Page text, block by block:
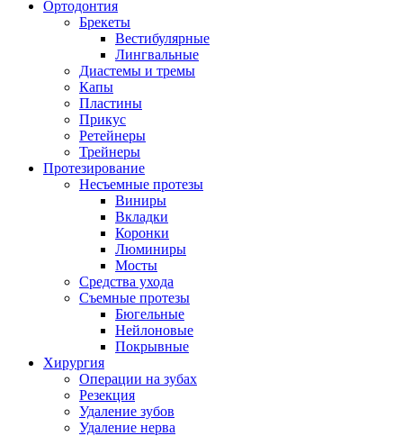
Ортодонтия
Брекеты
Вестибулярные
Лингвальные
Диастемы и тремы
Капы
Пластины
Прикус
Ретейнеры
Трейнеры
Протезирование
Несъемные протезы
Виниры
Вкладки
Коронки
Люминиры
Мосты
Средства ухода
Съемные протезы
Бюгельные
Нейлоновые
Покрывные
Хирургия
Операции на зубах
Резекция
Удаление зубов
Удаление нерва